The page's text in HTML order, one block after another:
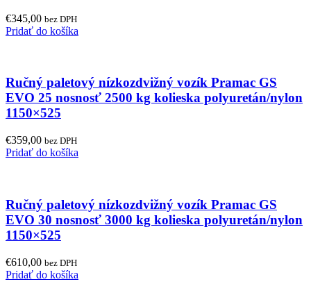
€345,00 bez DPH
Pridať do košíka
Ručný paletový nízkozdvižný vozík Pramac GS
EVO 25 nosnosť 2500 kg kolieska polyuretán/nylon
1150×525
€359,00 bez DPH
Pridať do košíka
Ručný paletový nízkozdvižný vozík Pramac GS
EVO 30 nosnosť 3000 kg kolieska polyuretán/nylon
1150×525
€610,00 bez DPH
Pridať do košíka